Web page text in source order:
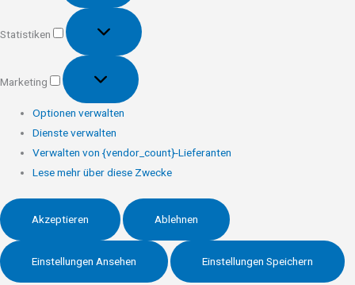
Statistiken
Statistiken
Marketing
Marketing
Optionen verwalten
Dienste verwalten
Verwalten von {vendor_count}-Lieferanten
Lese mehr über diese Zwecke
Akzeptieren Ablehnen
Einstellungen Ansehen Einstellungen Speichern